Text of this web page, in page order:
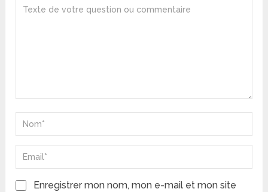
Enregistrer mon nom, mon e-mail et mon site